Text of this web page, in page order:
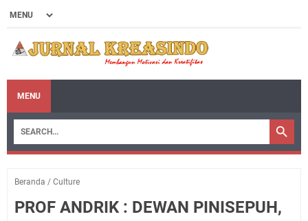
MENU
Beranda / Culture
PROF ANDRIK : DEWAN PINISEPUH,